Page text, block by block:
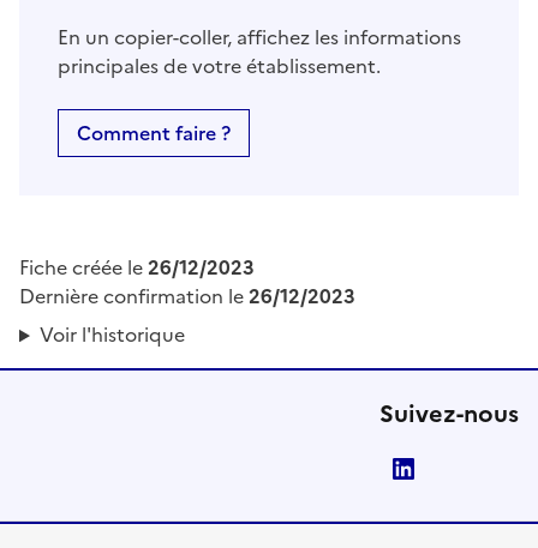
En un copier-coller, affichez les informations
principales de votre établissement.
Comment faire ?
Fiche créée le26/12/2023
Dernière confirmation le26/12/2023
Voir l'historique
Suivez-nous